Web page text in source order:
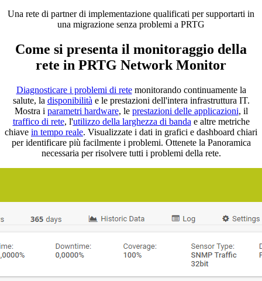
Una rete di partner di implementazione qualificati per supportarti in
una migrazione senza problemi a PRTG
Come si presenta il monitoraggio della
rete in PRTG Network Monitor
Diagnosticare i problemi di retemonitorando continuamente la
salute, la disponibilità e le prestazioni dell'intera infrastruttura IT.
Mostra i parametri hardware, le prestazioni delle applicazioni, il
traffico di rete, l'utilizzo della larghezza di banda e altre metriche
chiave in tempo reale. Visualizzate i dati in grafici e dashboard chiari
per identificare più facilmente i problemi. Ottenete la Panoramica
necessaria per risolvere tutti i problemi della rete.